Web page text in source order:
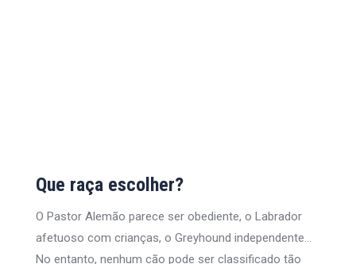
Que raça escolher?
O Pastor Alemão parece ser obediente, o Labrador
afetuoso com crianças, o Greyhound independente…
No entanto, nenhum cão pode ser classificado tão